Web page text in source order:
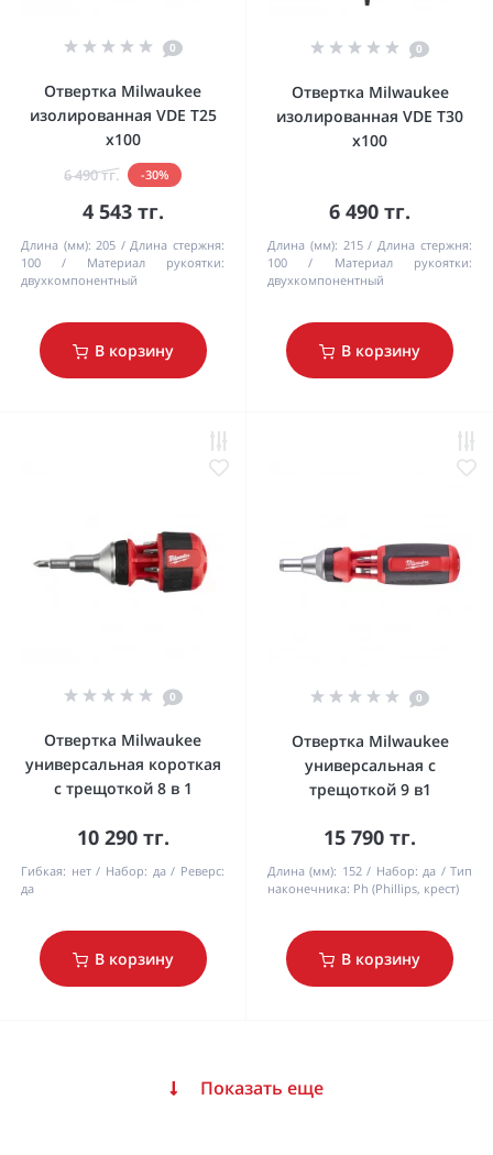
0
Отвертка Milwaukee
изолированная VDE T25
x100
6 490 тг. -30%
4 543 тг.
Длина (мм): 205
Длина стержня:
100
Материал рукоятки:
двухкомпонентный
В корзину
0
Отвертка Milwaukee
изолированная VDE T30
x100
6 490 тг.
Длина (мм): 215
Длина стержня:
100
Материал рукоятки:
двухкомпонентный
В корзину
0
Отвертка Milwaukee
универсальная короткая
с трещоткой 8 в 1
10 290 тг.
Гибкая: нет Набор: да
Реверс:
да
В корзину
0
Отвертка Milwaukee
универсальная с
трещоткой 9 в1
15 790 тг.
Длина (мм): 152 Набор: да
Тип
наконечника: Ph (Phillips, крест)
В корзину
Показать еще